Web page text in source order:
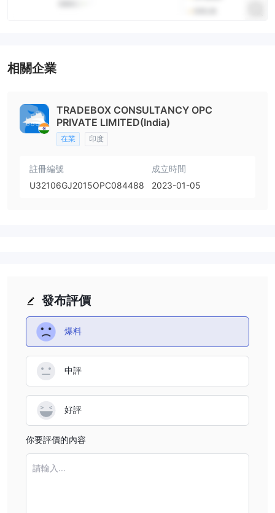
相關企業
TRADEBOX CONSULTANCY OPC
PRIVATE LIMITED(India)
在業 印度
註冊編號
U32106GJ2015OPC084488
成立時間
2023-01-05
發布評價
爆料
中評
好評
你要評價的內容
請輸入...